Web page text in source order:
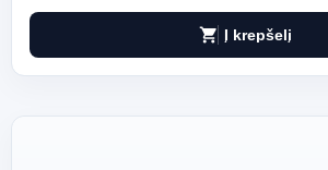
shopping_cart Į krepšelį